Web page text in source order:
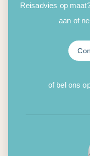
Reisadvies op
aan of
of bel ons